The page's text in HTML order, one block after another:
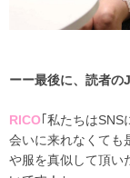
ーー最後に、読者の
RICO ｢私たちは
会いに来れなくても
や服を真似して頂い